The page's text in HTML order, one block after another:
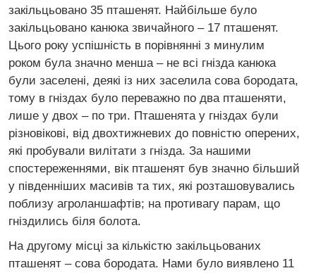
закільцьовано 35 пташенят. Найбільше було
закільцьовано канюка звичайного – 17 пташенят.
Цього року успішність в порівнянні з минулим
роком була значно менша – не всі гнізда канюка
були заселені, деякі із них заселила сова бородата,
тому в гніздах було переважно по два пташеняти,
лише у двох – по три. Пташенята у гніздах були
різновікові, від двохтижневих до повністю оперених,
які пробували вилітати з гнізда. За нашими
спостереженнями, вік пташенят був значно більший
у південніших масивів та тих, які розташовувались
поблизу агроланшафтів; на противагу парам, що
гніздились біля болота.
На другому місці за кількістю закільцьованих
пташенят – сова бородата. Нами було виявлено 11